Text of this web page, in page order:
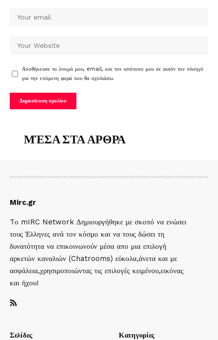
Αποθήκευσε το όνομά μου, email, και τον ιστότοπο μου σε αυτόν τον πλοηγό
για την επόμενη φορά που θα σχολιάσω.
ΜΈΣΑ ΣΤΑ ΑΡΘΡΑ
Mirc.gr
Tο mIRC Network Δημιουργήθηκε με σκοπό να ενώσει
τους Έλληνες ανά τον κόσμο και να τους δώσει τη
δυνατότητα να επικοινωνούν μέσα απο μια επιλογή
αρκετών καναλιών (Chatrooms) εύκολα,άνετα και με
ασφάλεια,χρησιμοποιώντας τις επιλογές κειμένου,εικόνας
και ήχου!
Σελίδες Κατηγορίες